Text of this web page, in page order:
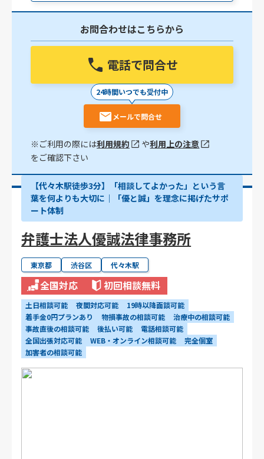
お問合わせはこちらから
電話で問合せ
24時間いつでも受付中
メールで問合せ
※ご利用の際には利用規約 や利用上の注意
をご確認下さい
【代々木駅徒歩3分】「相談してよかった」という言
葉を何よりも大切に｜「優と誠」を理念に掲げたサポ
ート体制
弁護士法人優誠法律事務所
東京都 渋谷区 代々木駅
全国対応 初回相談無料
土日相談可能 夜間対応可能
19時以降面談可能
着手金0円プランあり
物損事故の相談可能
治療中の相談可能
事故直後の相談可能
後払い可能
電話相談可能
全国出張対応可能
WEB・オンライン相談可能
完全個室
加害者の相談可能